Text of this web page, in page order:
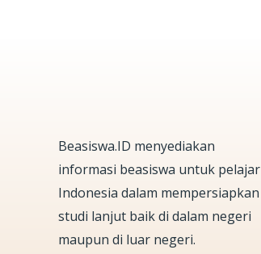
Beasiswa.ID menyediakan
informasi beasiswa untuk pelajar
Indonesia dalam mempersiapkan
studi lanjut baik di dalam negeri
maupun di luar negeri.